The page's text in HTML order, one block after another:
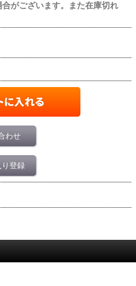
がございます。また在庫切れ
わせ
り登録